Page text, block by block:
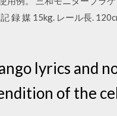
録 媒 15kg. レール長.
lyrics and
of the